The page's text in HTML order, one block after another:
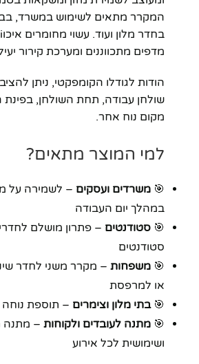
המקרר מתאים לשימוש במשרד,
מדפים מתכווננים ומערכת קירור
הודות לגודלו הקומפקטי, ניתן
שולחן עבודה, תחת השולחן,
מקום נוח אחר.
למי המוצר מתאים?
🎯 משרדים ועסקים – לשמירה על
במהלך יום העבודה
🎯 סטודנטים – פתרון מושלם לחדרי
סטודנטים
🎯 משפחות – מקרר משני לחדר
או למרפסת
🎯בתי מלון וצימרים – תוספת נוחה
🎯 מתנה לעובדים ולקוחות – מתנה
ושימושית לכל אירוע